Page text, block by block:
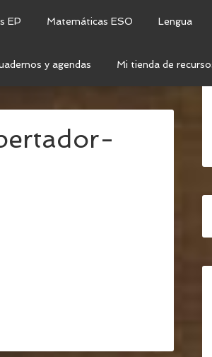
EP Matemáticas ESO Lengua
y agendas Mi tienda de
LAS HORAS